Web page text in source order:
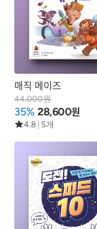
매직 메이즈
44,000원
35% 28,600원
4.8 5개